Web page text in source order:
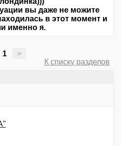
вы даже не можите
в этот момент и
именно я.
1
>
К списку разделов